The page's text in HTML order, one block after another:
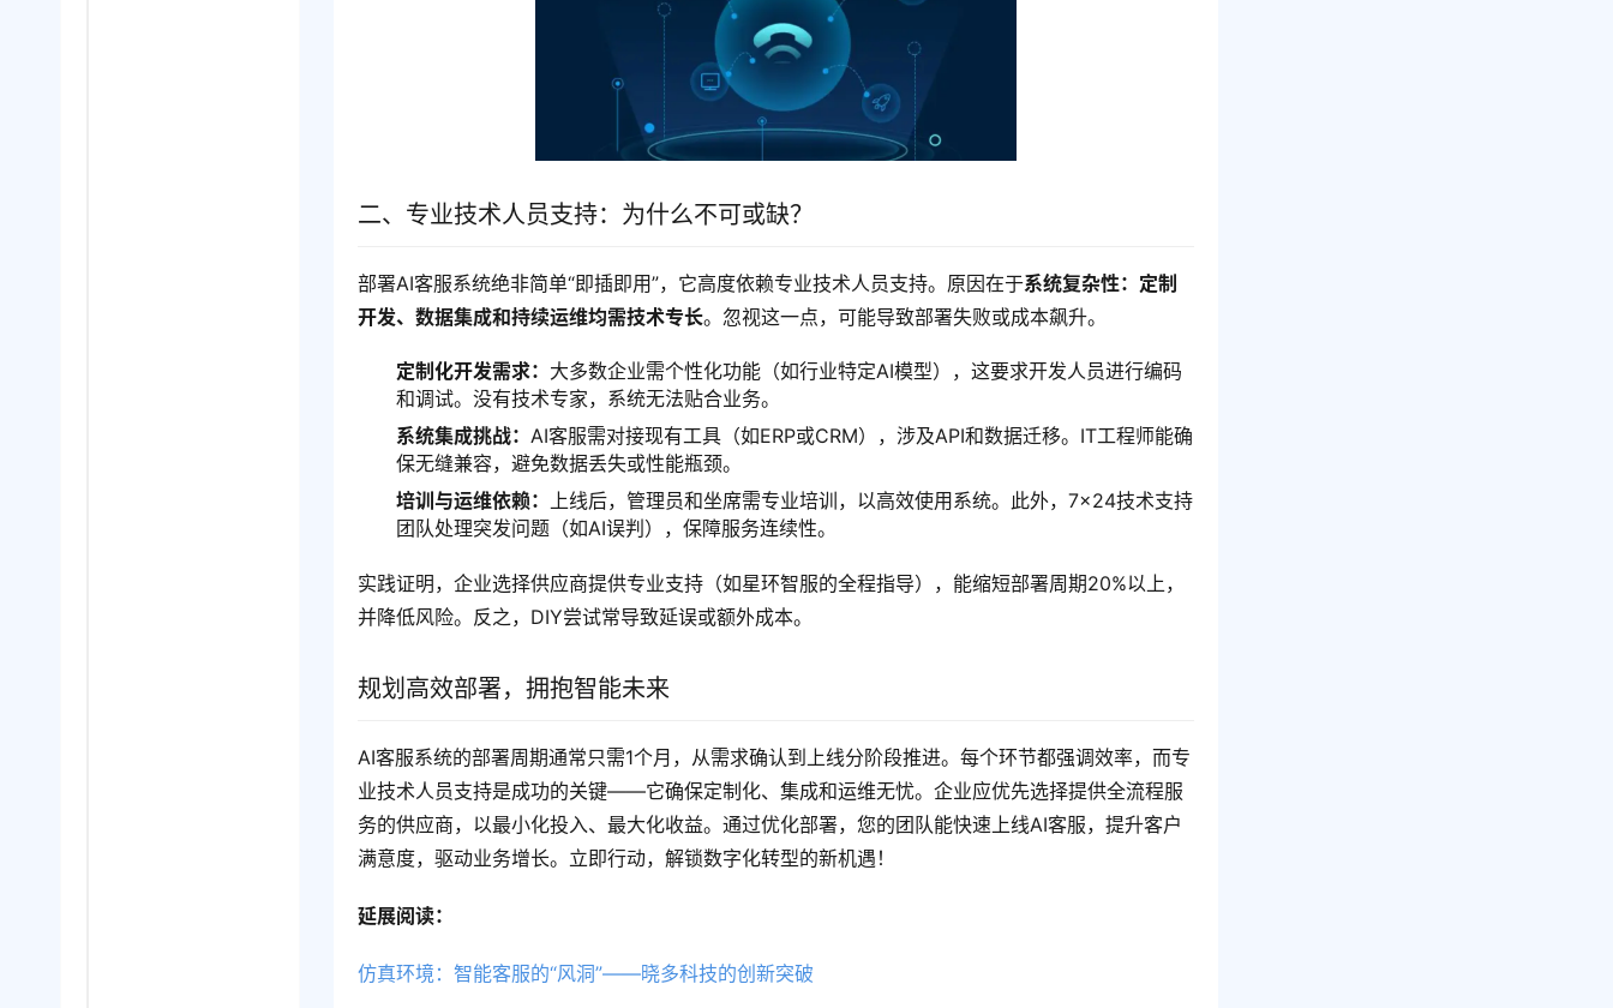
二、专业技术人员支持：为什么不可或缺？
部署AI客服系统绝非简单“即插即用”，它高度依赖专业技术人员支持。原因在于系统复杂性：定制
开发、数据集成和持续运维均需技术专长。忽视这一点，可能导致部署失败或成本飙升。
定制化开发需求： 大多数企业需个性化功能（如行业特定AI模型），这要求开发人员进行编码
和调试。没有技术专家，系统无法贴合业务。
系统集成挑战：AI客服需对接现有工具（如ERP或CRM），涉及API和数据迁移。IT工程师能确
保无缝兼容，避免数据丢失或性能瓶颈。
培训与运维依赖： 上线后，管理员和坐席需专业培训，以高效使用系统。此外，7×24技术支持
团队处理突发问题（如AI误判），保障服务连续性。
实践证明，企业选择供应商提供专业支持（如星环智服的全程指导），能缩短部署周期20%以上，
并降低风险。反之，DIY尝试常导致延误或额外成本。
规划高效部署，拥抱智能未来
AI客服系统的部署周期通常只需1个月，从需求确认到上线分阶段推进。每个环节都强调效率，而专
业技术人员支持是成功的关键——它确保定制化、集成和运维无忧。企业应优先选择提供全流程服
务的供应商，以最小化投入、最大化收益。通过优化部署，您的团队能快速上线AI客服，提升客户
满意度，驱动业务增长。立即行动，解锁数字化转型的新机遇！
延展阅读：
仿真环境：智能客服的“风洞”——晓多科技的创新突破